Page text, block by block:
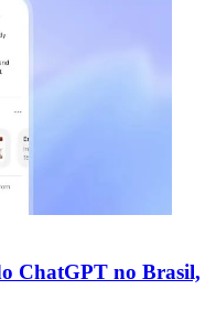
ChatGPT no Brasil,